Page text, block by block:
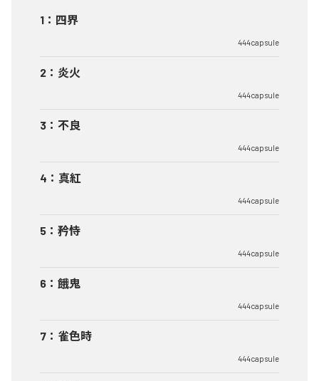
1 ： 四界
444capsule
2 ： 炎火
444capsule
3 ： 不良
444capsule
4 ： 真紅
444capsule
5 ： 矜恃
444capsule
6 ： 餓鬼
444capsule
7 ： 雀色時
444capsule